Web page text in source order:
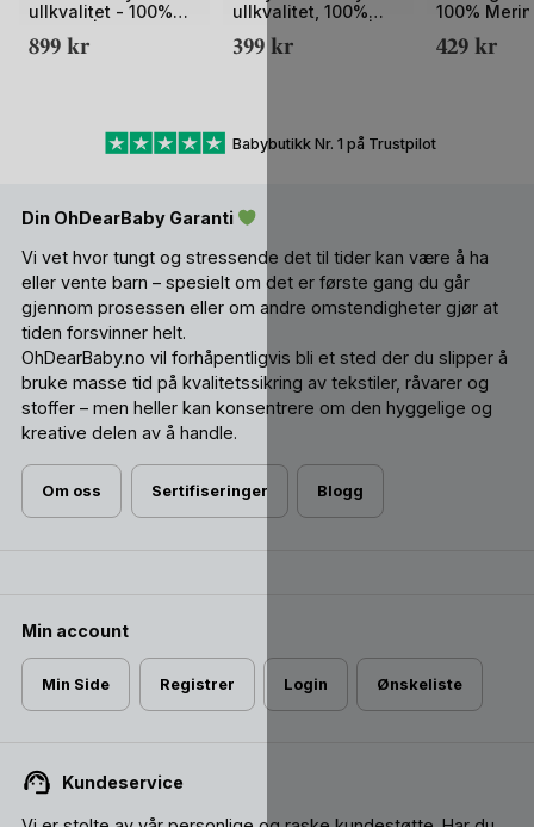
ullkvalitet - 100%
Sparkedress Tynn
899 kr
ullkvalitet, 100%
Classic
399 kr
100%
429 kr
Babybutikk Nr. 1 på Trustpilot
Din OhDearBaby Garanti
Vi vet hvor tungt og stressende det til tider kan være å ha
eller vente barn – spesielt om det er første gang du går
gjennom prosessen eller om andre omstendigheter gjør at
tiden forsvinner helt.
OhDearBaby.no vil forhåpentligvis bli et sted der du slipper å
bruke masse tid på kvalitetssikring av tekstiler, råvarer og
stoffer – men heller kan konsentrere om den hyggelige og
kreative delen av å handle.
Om oss Sertifiseringer Blogg
Min account
Min Side Registrer Login Ønskeliste
Kundeservice